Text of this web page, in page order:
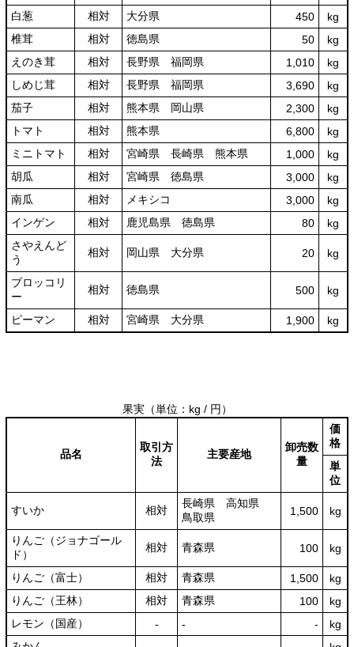
白葱 相対 大分県 450
kg
椎茸
相対 徳島県 50
kg
えのき茸
相対 長野県 福岡県 1,010
kg
しめじ茸
相対 長野県 福岡県 3,690
kg
茄子
相対 熊本県 岡山県 2,300
kg
トマト
相対 熊本県 6,800
kg
ミニトマト
相対 宮崎県 長崎県 熊本県 1,000
kg
胡瓜
相対 宮崎県 徳島県 3,000
kg
南瓜
相対 メキシコ 3,000
kg
インゲン
相対 鹿児島県 徳島県 80
kg
さやえんど
う
相対 岡山県 大分県 20 kg
ブロッコリ
ー
相対 徳島県 500 kg
ピーマン 相対 宮崎県 大分県 1,900 kg
果実（単位：kg / 円）
品名
取引方
法
主要産地
卸売数
量
価
格
単
位
すいか 相対
長崎県 高知県
鳥取県
1,500 kg
りんご（ジョナゴール
ド）
相対 青森県 100 kg
りんご（富士） 相対 青森県 1,500
kg
りんご（王林）
相対 青森県 100
kg
レモン（国産）
‐ ‐ ‐
kg